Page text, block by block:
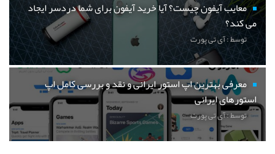
معایب آیفون چیست؟ آیا خرید آیفون برای شما دردسر ایجاد
می کند؟
توسط : آی تی پورت
معرفی بهترین اپ استور ایرانی و نقد و بررسی کامل اپ
استورهای ایرانی
توسط : آی تی پورت